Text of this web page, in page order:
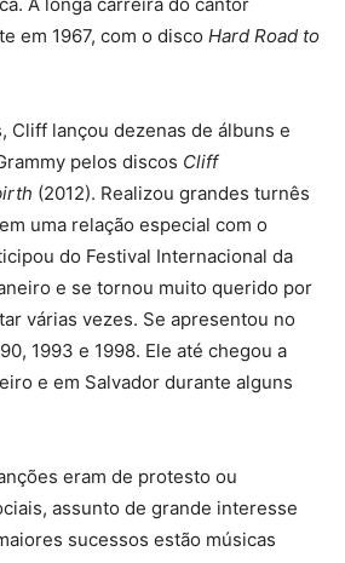
A longa carreira do cantor
em 1967, com o disco Hard Road to
Cliff lançou dezenas de álbuns e
pelos discos Cliff
(2012). Realizou grandes turnês
uma relação especial com o
do Festival Internacional da
e se tornou muito querido por
várias vezes. Se apresentou no
1993 e 1998. Ele até chegou a
e em Salvador durante alguns
eram de protesto ou
assunto de grande interesse
sucessos estão músicas